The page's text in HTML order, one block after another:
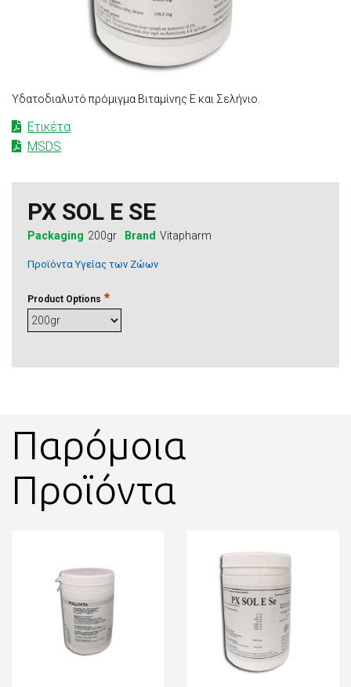
Υδατοδιαλυτό πρόμιγμα Βιταμίνης Ε και Σελήνιο.
Ετικέτα
MSDS
PX SOL E SE
Packaging 200gr Brand Vitapharm
Προϊόντα Υγείας των Ζώων
Product Options
Παρόμοια
Προϊόντα